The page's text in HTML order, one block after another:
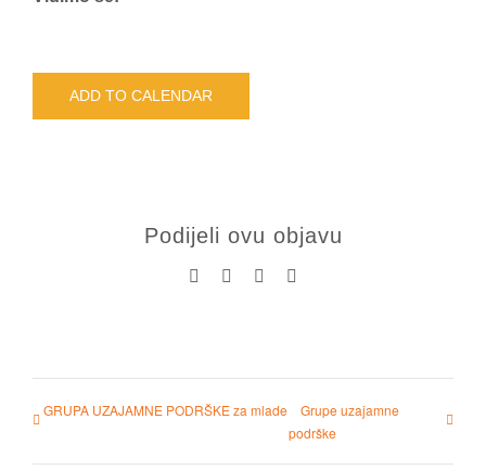
ADD TO CALENDAR
Podijeli ovu objavu
Facebook LinkedIn
GRUPA UZAJAMNE PODRŠKE za mlade
Grupe uzajamne
podrške